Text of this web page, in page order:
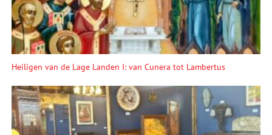
Heiligen van de Lage Landen I: van Cunera tot Lambertus